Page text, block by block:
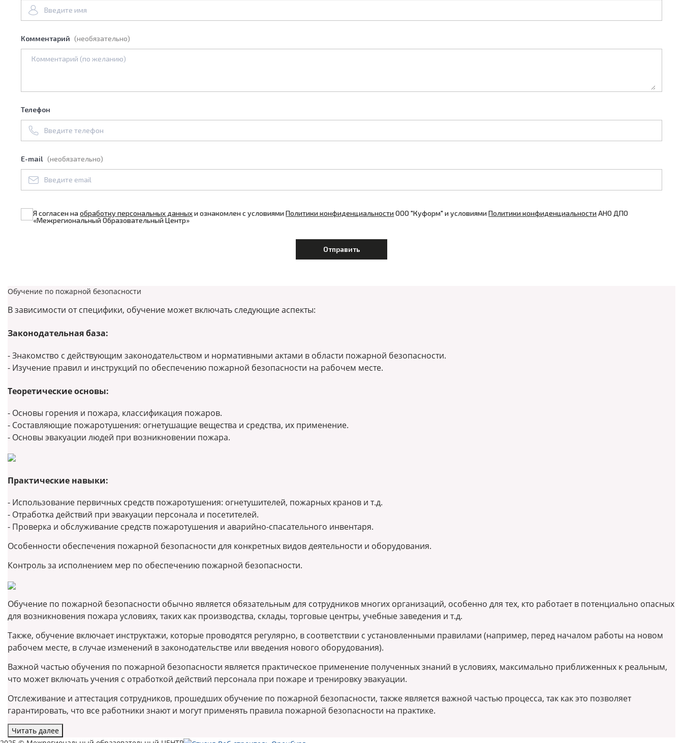
Комментарий (необязательно)
Телефон
E-mail (необязательно)
Я согласен наобработку персональных данныхи ознакомлен с условиямиПолитики конфиденциальностиООО "Куформ" и условиямиПолитики конфиденциальностиАНО ДПО
«Межрегиональный Образовательный Центр»
Обучение по пожарной безопасности
В зависимости от специфики, обучение может включать следующие аспекты:
Законодательная база:
- Знакомство с действующим законодательством и нормативными актами в области пожарной безопасности.
- Изучение правил и инструкций по обеспечению пожарной безопасности на рабочем месте.
Теоретические основы:
- Основы горения и пожара, классификация пожаров.
- Составляющие пожаротушения: огнетушащие вещества и средства, их применение.
- Основы эвакуации людей при возникновении пожара.
Практические навыки:
- Использование первичных средств пожаротушения: огнетушителей, пожарных кранов и т.д.
- Отработка действий при эвакуации персонала и посетителей.
- Проверка и обслуживание средств пожаротушения и аварийно-спасательного инвентаря.
Особенности обеспечения пожарной безопасности для конкретных видов деятельности и оборудования.
Контроль за исполнением мер по обеспечению пожарной безопасности.
Обучение по пожарной безопасности обычно является обязательным для сотрудников многих организаций, особенно для тех, кто работает в потенциально опасных
для возникновения пожара условиях, таких как производства, склады, торговые центры, учебные заведения и т.д.
Также, обучение включает инструктажи, которые проводятся регулярно, в соответствии с установленными правилами (например, перед началом работы на новом
рабочем месте, в случае изменений в законодательстве или введения нового оборудования).
Важной частью обучения по пожарной безопасности является практическое применение полученных знаний в условиях, максимально приближенных к реальным,
что может включать учения с отработкой действий персонала при пожаре и тренировку эвакуации.
Отслеживание и аттестация сотрудников, прошедших обучение по пожарной безопасности, также является важной частью процесса, так как это позволяет
гарантировать, что все работники знают и могут применять правила пожарной безопасности на практике.
Читать далее